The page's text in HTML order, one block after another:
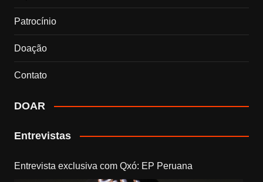
Patrocínio
Doação
Contato
DOAR
Entrevistas
Entrevista exclusiva com Qxó: EP Peruana